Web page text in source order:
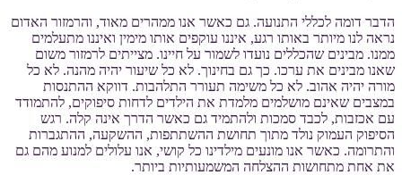
הדבר דומה לכללי התנועה. גם כאשר אנו ממהרים מאוד, והרמזור האדום
נראה לנו מיותר באותו רגע, איננו עוקפים אותו מימין ואיננו מתעלמים
ממנו. מבינים שהכללים נועדו לשמור על חיינו. מצייתים לרמזור משום
שאנו מבינים את ערכו. כך גם בחינוך. לא כל שיעור יהיה מהנה. לא כל
מורה יהיה אהוב. לא כל משימה תעורר התלהבות. דווקא ההתנסות
במצבים שאינם מושלמים מלמדת את הילדים לדחות סיפוקים, להתמודד
עם אכזבות, לכבד סמכות ולהתמיד גם כאשר הדרך אינה קלה. רגש
הסיפוק העמוק נולד מתוך תחושת ההשתתפות, ההשקעה, ההתגברות
והתרומה. כאשר אנו מונעים מילדינו כל קושי, אנו עלולים למנוע מהם גם
את אחת מתחושות ההצלחה המשמעותיות ביותר.